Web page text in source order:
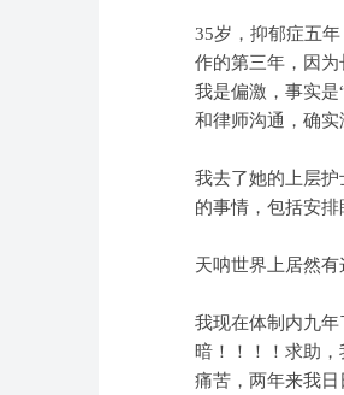
35岁，抑郁症五
作的第三年，因
我是偏激，事实
和律师沟通，确
我去了她的上层
的事情，包括安
天呐世界上居然
我现在体制内九
暗！！！！求助
痛苦，两年来我日